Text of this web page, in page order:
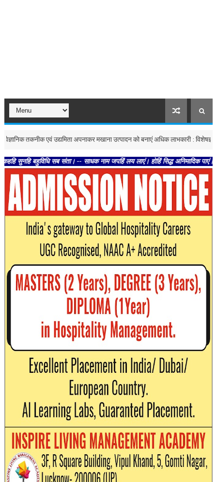
तकनीक एवं उद्यमिता अपनाकर मखाना उत्पादन को बनाएं अधिक लाभकारी : विशेषज्ञ
सब संता। -- साधक नाम जपहिं लय लाएं। होहिं सिद्ध अनिमादिक पाएं।। -- अतिथि